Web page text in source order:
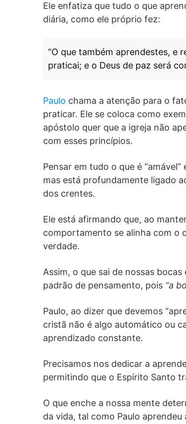
Ele enfatiza que tudo o que
diária, como ele próprio fez:
“O que também aprendestes, e
praticai; e o Deus de paz será
Paulo chama a atenção para o
praticar. Ele se coloca como
apóstolo quer que a igreja não
com esses princípios.
Pensar em tudo o que é
mas está profundamente ligado
dos crentes.
Ele está afirmando que, ao
comportamento se alinha com o
verdade.
Assim, o que sai de nossas
padrão de pensamento, pois “a
Paulo, ao dizer que devemos
cristã não é algo automático ou
aprendizado constante.
Precisamos nos dedicar a
permitindo que o Espírito Santo
O que enche a nossa mente
da vida, tal como Paulo